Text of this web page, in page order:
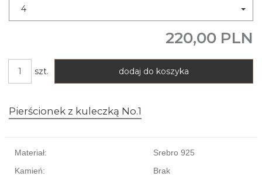
4
220,00 PLN
szt. dodaj do koszyka
Pierścionek z kuleczką No.1
Materiał:
Srebro 925
Kamień:
Brak